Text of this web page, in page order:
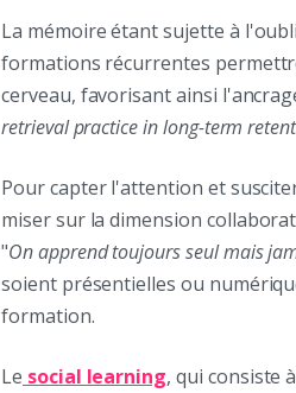
La mémoire étant sujette à
formations récurrentes
cerveau, favorisant ainsi
retrieval practice in long-term
Pour capter l'attention et
miser sur la dimension
"On apprend toujours seul mais
soient présentielles ou
formation.
Le social learning, qui consiste